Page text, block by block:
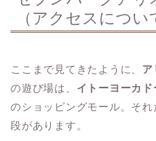
（アクセスについ
ここまで見てきたように、 ア
の遊び場は、 イトーヨーカド
のショッピングモール。そ
段があります。